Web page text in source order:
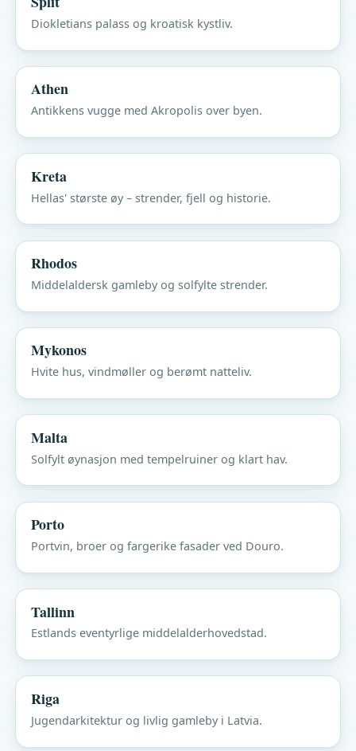
Diokletians palass og kroatisk kystliv.
Athen
Antikkens vugge med Akropolis over byen.
Kreta
Hellas' største øy – strender, fjell og historie.
Rhodos
Middelaldersk gamleby og solfylte strender.
Mykonos
Hvite hus, vindmøller og berømt natteliv.
Malta
Solfylt øynasjon med tempelruiner og klart hav.
Porto
Portvin, broer og fargerike fasader ved Douro.
Tallinn
Estlands eventyrlige middelalderhovedstad.
Riga
Jugendarkitektur og livlig gamleby i Latvia.